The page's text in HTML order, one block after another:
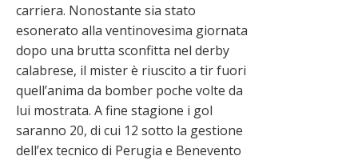
carriera. Nonostante sia stato
esonerato alla ventinovesima giornata
dopo una brutta sconfitta nel derby
calabrese, il mister è riuscito a tir fuori
quell’anima da bomber poche volte da
lui mostrata. A fine stagione i gol
saranno 20, di cui 12 sotto la gestione
dell’ex tecnico di Perugia e Benevento